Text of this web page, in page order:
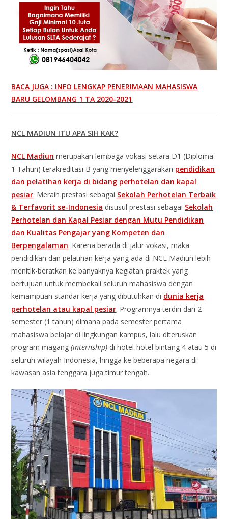
BACA JUGA : INFO LENGKAP PENERIMAAN MAHASISWA
BARU GELOMBANG 1 TA 2020-2021
NCL MADIUN ITU APA SIH KAK?
NCL Madiun merupakan lembaga vokasi setara D1 (Diploma
1 Tahun) terakreditasi B yang menyelenggarakan pendidikan
dan pelatihan kerja di bidang perhotelan dan kapal
pesiar. Meraih prestasi sebagai Sekolah Perhotelan Terbaik
& Terfavorit se-Indonesia disusul prestasi sebagai Sekolah
Perhotelan dan Kapal Pesiar dengan Mutu Pendidikan
dan Kualitas Pengajar yang Kompeten dan
Berpengalaman. Karena berada di jalur vokasi, maka
pendidikan dan pelatihan kerja yang ada di NCL Madiun lebih
menitik-beratkan ke banyaknya kegiatan praktek yang
bertujuan untuk membekali seluruh mahasiswa dengan
kemampuan standar kerja yang dibutuhkan di dunia kerja
perhotelan atau kapal pesiar. Programnya terdiri dari 2
semester (1 tahun) dimana pada semester pertama
mahasiswa belajar di lingkungan kampus, lalu diteruskan
program magang(internship) di hotel-hotel bintang 4 atau 5 di
seluruh wilayah Indonesia, hingga ke beberapa negara di
kawasan asia tenggara juga timur tengah.